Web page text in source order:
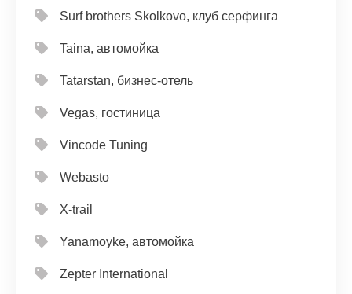
Surf brothers Skolkovo, клуб серфинга
Taina, автомойка
Tatarstan, бизнес-отель
Vegas, гостиница
Vincode Tuning
Webasto
X-trail
Yanamoyke, автомойка
Zepter International